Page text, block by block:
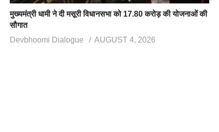
मुख्यमंत्री धामी ने दी मसूरी विधानसभा को 17.80 करोड़ की योजनाओं की
सौगात
Devbhoomi Dialogue
AUGUST 4, 2026